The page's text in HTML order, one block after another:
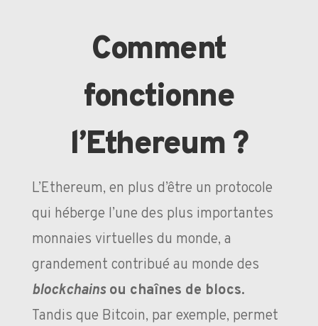
Comment
fonctionne
l’Ethereum ?
L’Ethereum, en plus d’être un protocole
qui héberge l’une des plus importantes
monnaies virtuelles du monde, a
grandement contribué au monde des
blockchainsou chaînes de blocs.
Tandis que Bitcoin, par exemple, permet